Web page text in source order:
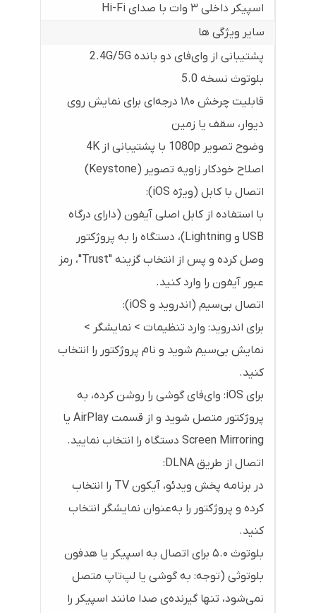
اسپیکر داخلی ۳ وات با صدای Hi-Fi
سایر ویژگی ها
پشتیبانی از وای‌فای دو بانده 2.4G/5G
بلوتوث نسخه 5.0
قابلیت چرخش ۱۸۰ درجه‌ای برای نمایش روی
دیوار، سقف یا زمین
وضوح تصویر 1080p با پشتیبانی از 4K
اصلاح خودکار زاویه تصویر (Keystone)
اتصال با کابل (ویژه iOS):
با استفاده از کابل اصلی آیفون (دارای درگاه
USB و Lightning)، دستگاه را به پروژکتور
وصل کرده و پس از انتخاب گزینه "Trust"، رمز
عبور آیفون را وارد کنید.
اتصال بی‌سیم (اندروید و iOS):
برای اندروید: وارد تنظیمات > نمایشگر >
نمایش بی‌سیم شوید و نام پروژکتور را انتخاب
کنید.
برای iOS: وای‌فای گوشی را روشن کرده، به
پروژکتور متصل شوید و از قسمت AirPlay یا
Screen Mirroring دستگاه را انتخاب نمایید.
اتصال از طریق DLNA:
در برنامه پخش ویدئو، آیکون TV را انتخاب
کرده و پروژکتور را به‌عنوان نمایشگر انتخاب
کنید.
بلوتوث ۵.۰ برای اتصال به اسپیکر یا هدفون
بلوتوثی (توجه: به گوشی یا لپ‌تاپ متصل
نمی‌شود، تنها گیرنده‌ی صدا مانند اسپیکر را